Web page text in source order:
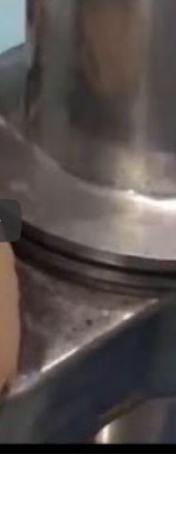
リアンダー粉砕機-モデル
ル